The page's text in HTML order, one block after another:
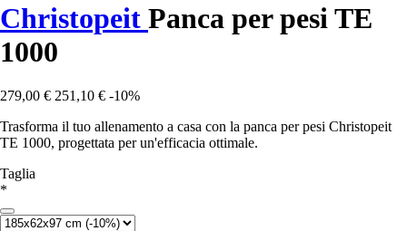
Christopeit Panca per pesi TE
1000
279,00 € 251,10 € -10%
Trasforma il tuo allenamento a casa con la panca per pesi Christopeit
TE 1000, progettata per un'efficacia ottimale.
Taglia
*